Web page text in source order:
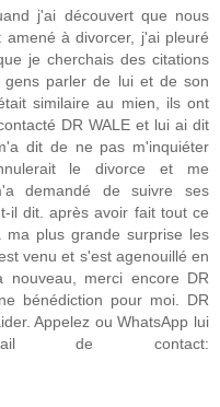
j'ai découvert que nous
à divorcer, j'ai pleuré
je cherchais des citations
parler de lui et de son
similaire au mien, ils ont
DR WALE et lui ai dit
dit de ne pas m'inquiéter
le divorce et me
demandé de suivre ses
il dit. après avoir fait tout ce
plus grande surprise les
venu et s'est agenouillé en
nouveau, merci encore DR
bénédiction pour moi. DR
Appelez ou WhatsApp lui
de contact: